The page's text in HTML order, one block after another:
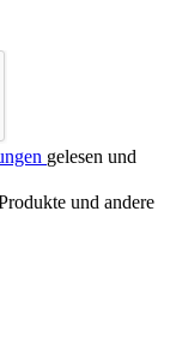
gelesen und
und andere